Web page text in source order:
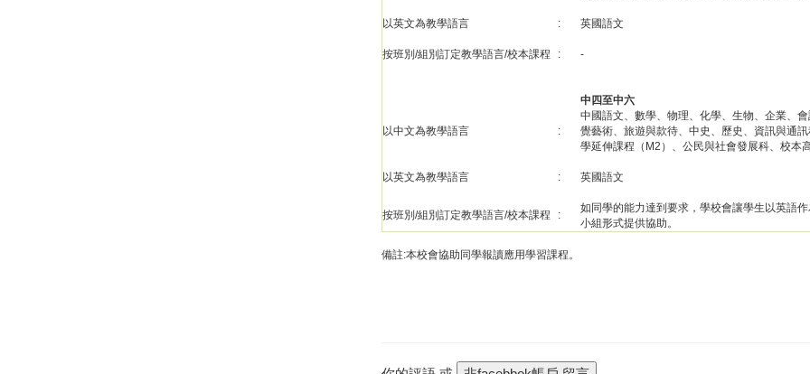
以英文為教學語言 : 英國語文
按班別/組別訂定教學語言/校本課程 : -
中四至中六
以中文為教學語言 :
中國語文、數學、物理、化學、生物、企業、
覺藝術、旅遊與款待、中史、歷史、資訊與通
學延伸課程（M2）、公民與社會發展科、校本
以英文為教學語言 : 英國語文
按班別/組別訂定教學語言/校本課程 :
如同學的能力達到要求，學校會讓學生以英語
小組形式提供協助。
備註:本校會協助同學報讀應用學習課程。